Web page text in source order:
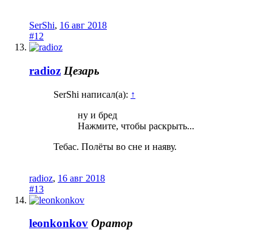
SerShi, 16 авг 2018
#12
radioz Цезарь
SerShi написал(а): ↑
ну и бред
Нажмите, чтобы раскрыть...
Тебас. Полёты во сне и наяву.
radioz, 16 авг 2018
#13
leonkonkov Оратор